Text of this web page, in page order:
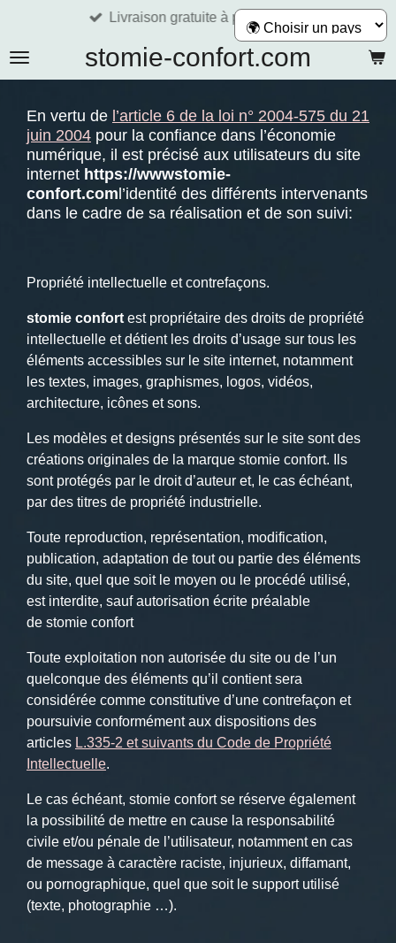
contenu
principal
stomie-confort.com
Livraison gratuite à partir de 60€
En vertu de l’article 6 de la loi n° 2004-575 du 21
juin 2004 pour la confiance dans l’économie
numérique, il est précisé aux utilisateurs du site
internet https://wwwstomie-
confort.com l’identité des différents intervenants
dans le cadre de sa réalisation et de son suivi:
Propriété intellectuelle et contrefaçons.
stomie confort est propriétaire des droits de propriété
intellectuelle et détient les droits d’usage sur tous les
éléments accessibles sur le site internet, notamment
les textes, images, graphismes, logos, vidéos,
architecture, icônes et sons.
Les modèles et designs présentés sur le site sont des
créations originales de la marque stomie confort. Ils
sont protégés par le droit d’auteur et, le cas échéant,
par des titres de propriété industrielle.
Toute reproduction, représentation, modification,
publication, adaptation de tout ou partie des éléments
du site, quel que soit le moyen ou le procédé utilisé,
est interdite, sauf autorisation écrite préalable
de stomie confort
Toute exploitation non autorisée du site ou de l’un
quelconque des éléments qu’il contient sera
considérée comme constitutive d’une contrefaçon et
poursuivie conformément aux dispositions des
articles L.335-2 et suivants du Code de Propriété
Intellectuelle.
Le cas échéant, stomie confort se réserve également
la possibilité de mettre en cause la responsabilité
civile et/ou pénale de l’utilisateur, notamment en cas
de message à caractère raciste, injurieux, diffamant,
ou pornographique, quel que soit le support utilisé
(texte, photographie …).